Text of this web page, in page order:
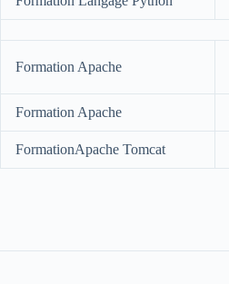
Formation Apache
Formation Apache
FormationApache Tomcat